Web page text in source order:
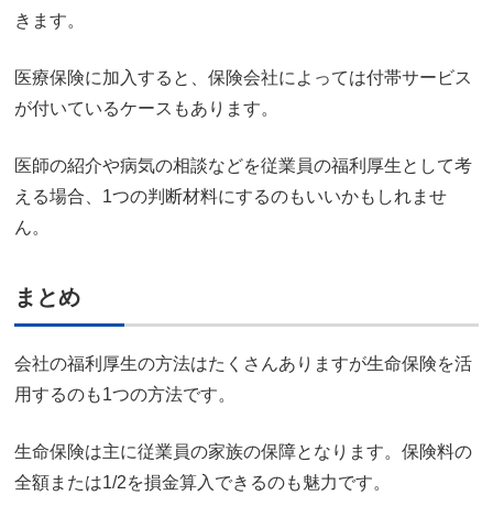
きます。
医療保険に加入すると、保険会社によっては付帯サービス
が付いているケースもあります。
医師の紹介や病気の相談などを従業員の福利厚生として考
える場合、1つの判断材料にするのもいいかもしれませ
ん。
まとめ
会社の福利厚生の方法はたくさんありますが生命保険を活
用するのも1つの方法です。
生命保険は主に従業員の家族の保障となります。保険料の
全額または1/2を損金算入できるのも魅力です。